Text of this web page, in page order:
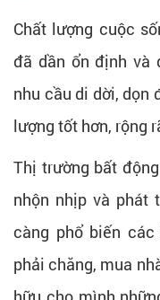
Chất lượng cuộc
đã dần ổn định và
nhu cầu di dời, dọn
lượng tốt hơn, rộng
Thị trường bất
nhộn nhịp và phát
càng phổ biến
phải chăng, mua